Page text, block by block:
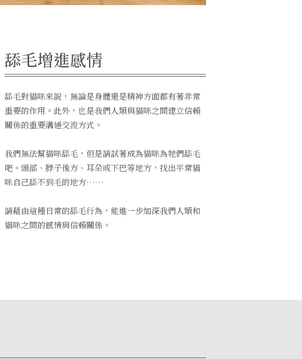
舔毛增進感情
舔毛對貓咪來說，無論是身體還是精神方面都有著非常
重要的作用。此外，也是我們人類與貓咪之間建立信賴
關係的重要溝通交流方式。
我們無法幫貓咪舔毛，但是請試著成為貓咪為牠們舔毛
吧。頭部、脖子後方、耳朵或下巴等地方，找出平常貓
咪自己舔不到毛的地方……
請藉由這種日常的舔毛行為，能進一步加深我們人類和
貓咪之間的感情與信賴關係。